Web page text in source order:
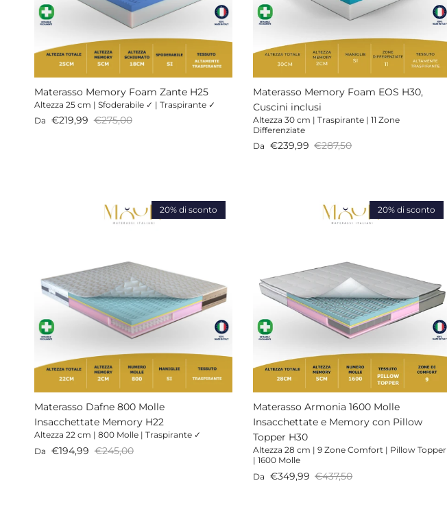
Materasso Memory Foam Zante H25
Altezza 25 cm | Sfoderabile ✓ | Traspirante ✓
Prezzo di vendita
Da €219,99 Prezzo normale
€275,00
Materasso Memory Foam EOS H30,
Cuscini inclusi
Altezza 30 cm | Traspirante | 11 Zone
Differenziate
Prezzo di vendita
Da €239,99 Prezzo normale
€287,50
20% di sconto
Materasso Dafne 800 Molle
Insacchettate Memory H22
Altezza 22 cm | 800 Molle | Traspirante ✓
Prezzo di vendita
Da €194,99 Prezzo normale
€245,00
20% di sconto
Materasso Armonia 1600 Molle
Insacchettate e Memory con Pillow
Topper H30
Altezza 28 cm | 9 Zone Comfort | Pillow Topper
| 1600 Molle
Prezzo di vendita
Da €349,99 Prezzo normale
€437,50